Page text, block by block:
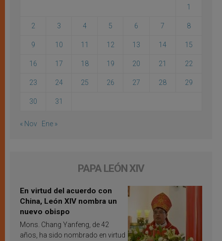
1
2 3 4 5 6 7 8
9 10 11 12 13 14 15
16 17 18 19 20 21 22
23 24 25 26 27 28 29
30 31
« Nov Ene »
PAPA LEÓN XIV
En virtud del acuerdo con
China, León XIV nombra un
nuevo obispo
Mons. Chang Yanfeng, de 42
años, ha sido nombrado en virtud